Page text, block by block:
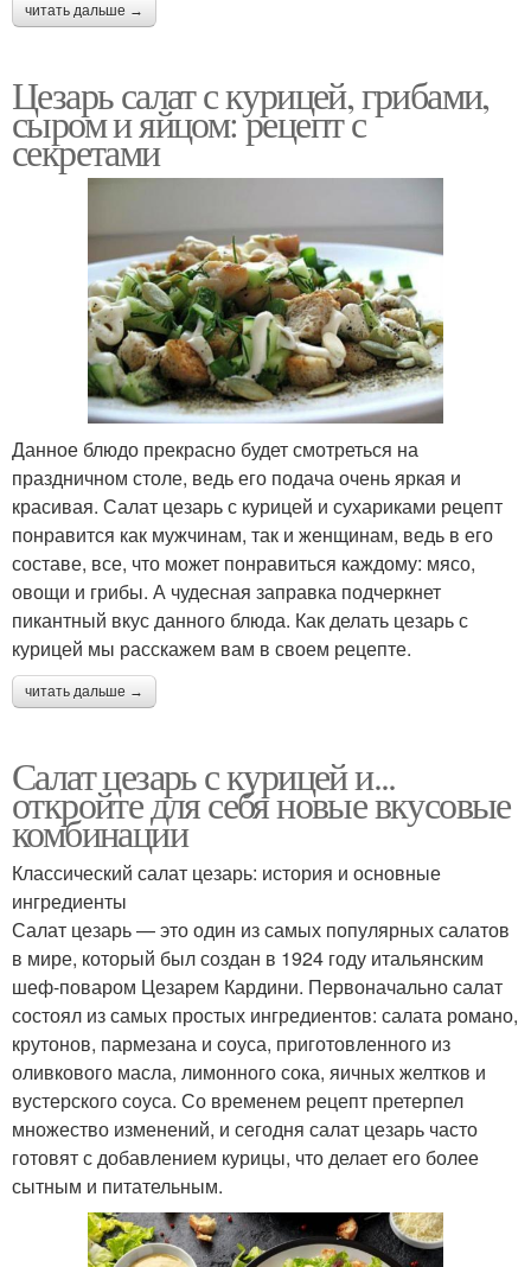
читать дальше →
Цезарь салат с курицей, грибами,
сыром и яйцом: рецепт с
секретами
Данное блюдо прекрасно будет смотреться на
праздничном столе, ведь его подача очень яркая и
красивая. Салат цезарь с курицей и сухариками рецепт
понравится как мужчинам, так и женщинам, ведь в его
составе, все, что может понравиться каждому: мясо,
овощи и грибы. А чудесная заправка подчеркнет
пикантный вкус данного блюда. Как делать цезарь с
курицей мы расскажем вам в своем рецепте.
читать дальше →
Салат цезарь с курицей и...
откройте для себя новые вкусовые
комбинации
Классический салат цезарь: история и основные
ингредиенты
Салат цезарь — это один из самых популярных салатов
в мире, который был создан в 1924 году итальянским
шеф-поваром Цезарем Кардини. Первоначально салат
состоял из самых простых ингредиентов: салата романо,
крутонов, пармезана и соуса, приготовленного из
оливкового масла, лимонного сока, яичных желтков и
вустерского соуса. Со временем рецепт претерпел
множество изменений, и сегодня салат цезарь часто
готовят с добавлением курицы, что делает его более
сытным и питательным.